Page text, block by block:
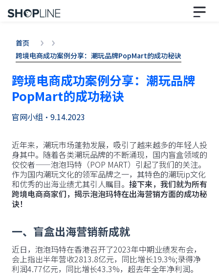
首页
跨境电商成功案例分享：潮玩品牌PopMart的成功秘诀
跨境电商成功案例分享：潮玩品牌
PopMart的成功秘诀
官网小组 • 9.14.2023
近年来，潮玩市场蓬勃发展，吸引了越来越多的年轻人投
身其中。随着各类潮玩品牌的不断涌现，国内盲盒领域的
佼佼者——泡泡玛特（POP MART）引起了我们的关注。
作为国内潮玩文化的领军品牌之一，其特色的潮玩ip文化
和优秀的出海业绩尤其引人瞩目。 接下来，我们就为所有
跨境电商商家们，揭示泡泡玛特在出海营销方面的成功秘
诀！
一、盲盒出海营销新成就
近日，泡泡玛特在香港召开了2023年中期业绩发布会，
会上指出半年营收2813.8亿元，同比增长19.3%;录得净
利润4.77亿元，同比增长43.3%，超去年全年净利润。